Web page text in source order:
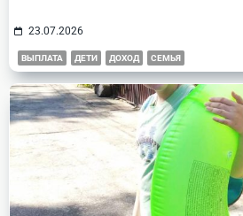
23.07.2026
ВЫПЛАТА ДЕТИ ДОХОД СЕМЬЯ